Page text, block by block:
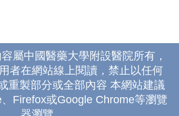
屬中國醫藥大學附設醫院所有，
者在網站線上閱讀，禁止以任何
重製部分或全部內容 本網站建議
Firefox或Google Chrome等瀏覽